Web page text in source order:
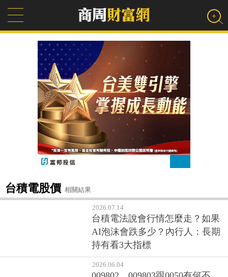
台積電股價 相關結果
2026.07.14
台積電法說會行情怎麼走？如果
AI泡沫會跌多少？內行人：長期
持有看3大指標